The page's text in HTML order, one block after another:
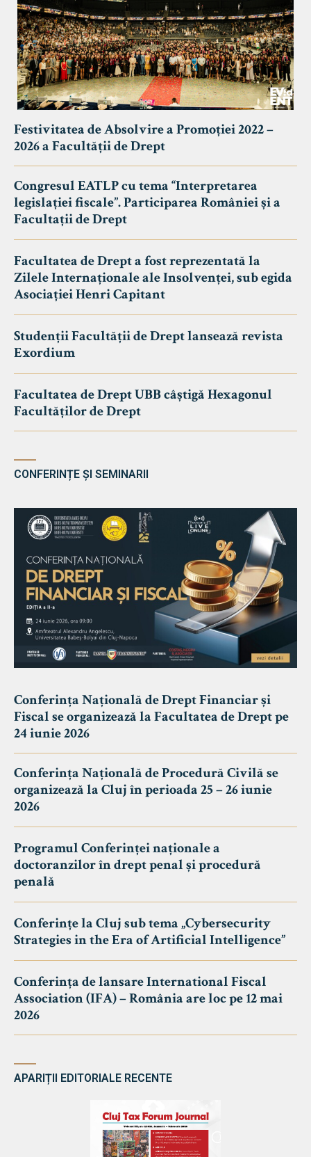
Festivitatea de Absolvire a Promoției 2022 –
2026 a Facultății de Drept
Congresul EATLP cu tema “Interpretarea
legislației fiscale”. Participarea României și a
Facultații de Drept
Facultatea de Drept a fost reprezentată la
Zilele Internaționale ale Insolvenței, sub egida
Asociației Henri Capitant
Studenții Facultății de Drept lansează revista
Exordium
Facultatea de Drept UBB câștigă Hexagonul
Facultăților de Drept
CONFERINȚE ȘI SEMINARII
Conferința Națională de Drept Financiar și
Fiscal se organizează la Facultatea de Drept pe
24 iunie 2026
Conferința Națională de Procedură Civilă se
organizează la Cluj în perioada 25 – 26 iunie
2026
Programul Conferinței naționale a
doctoranzilor în drept penal și procedură
penală
Conferințe la Cluj sub tema „Cybersecurity
Strategies in the Era of Artificial Intelligence”
Conferința de lansare International Fiscal
Association (IFA) – România are loc pe 12 mai
2026
APARIȚII EDITORIALE RECENTE